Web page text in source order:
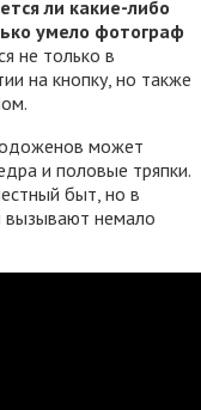
ли какие-либо
умело фотограф
не только в
на кнопку, но также
может
и половые тряпки.
быт, но в
вызывают немало